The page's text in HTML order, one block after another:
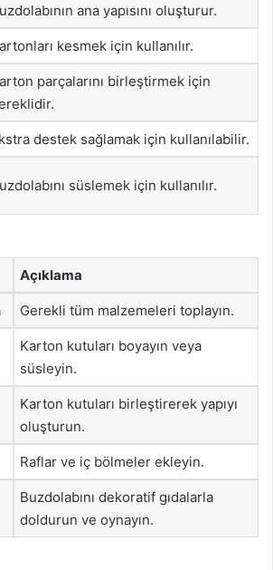
ana yapısını oluşturur.
kesmek için kullanılır.
parçalarını birleştirmek için
destek sağlamak için kullanılabilir.
süslemek için kullanılır.
Açıklama
Gerekli tüm malzemeleri toplayın.
Karton kutuları boyayın veya
süsleyin.
Karton kutuları birleştirerek yapıyı
oluşturun.
Raflar ve iç bölmeler ekleyin.
Buzdolabını dekoratif gıdalarla
doldurun ve oynayın.